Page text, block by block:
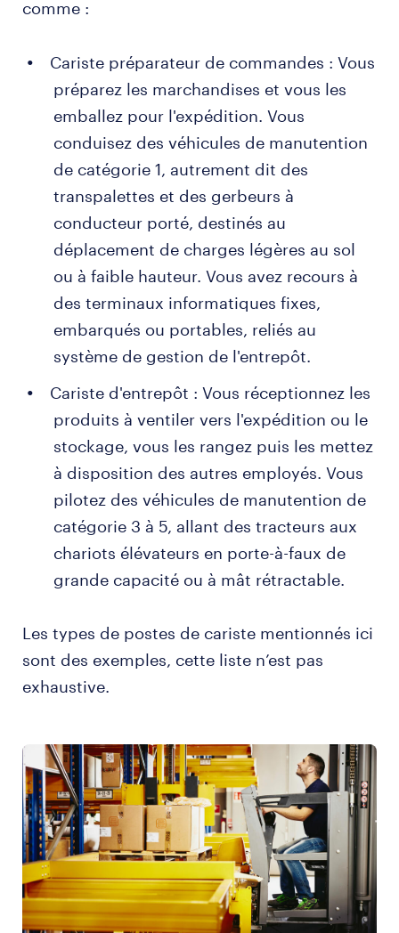
comme :
Cariste préparateur de commandes : Vous
préparez les marchandises et vous les
emballez pour l'expédition. Vous
conduisez des véhicules de manutention
de catégorie 1, autrement dit des
transpalettes et des gerbeurs à
conducteur porté, destinés au
déplacement de charges légères au sol
ou à faible hauteur. Vous avez recours à
des terminaux informatiques fixes,
embarqués ou portables, reliés au
système de gestion de l'entrepôt.
Cariste d'entrepôt : Vous réceptionnez les
produits à ventiler vers l'expédition ou le
stockage, vous les rangez puis les mettez
à disposition des autres employés. Vous
pilotez des véhicules de manutention de
catégorie 3 à 5, allant des tracteurs aux
chariots élévateurs en porte-à-faux de
grande capacité ou à mât rétractable.
Les types de postes de cariste mentionnés ici
sont des exemples, cette liste n’est pas
exhaustive.